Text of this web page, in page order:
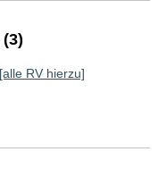
[alle RV hierzu]